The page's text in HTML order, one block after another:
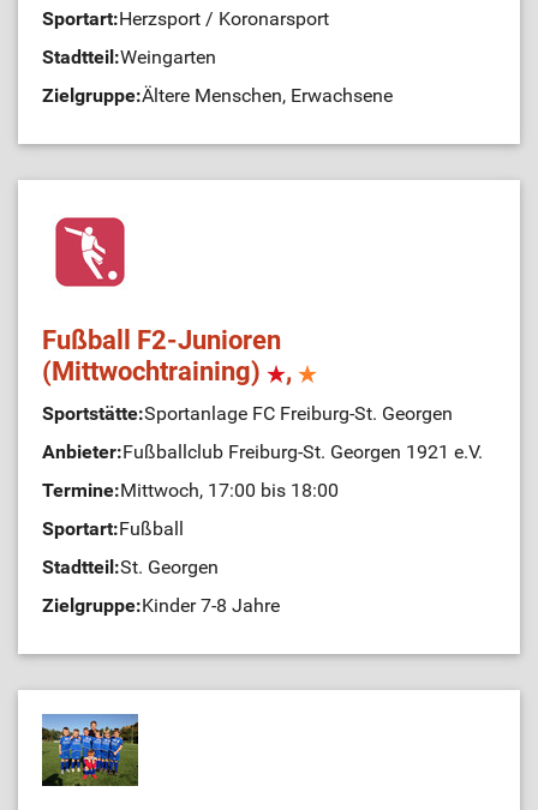
Sportart:Herzsport / Koronarsport
Stadtteil:Weingarten
Zielgruppe:Ältere Menschen, Erwachsene
Fußball F2-Junioren
(Mittwochtraining)
,
Sportstätte:Sportanlage FC Freiburg-St. Georgen
Anbieter:Fußballclub Freiburg-St. Georgen 1921 e.V.
Termine:Mittwoch, 17:00 bis 18:00
Sportart:Fußball
Stadtteil:St. Georgen
Zielgruppe:Kinder 7-8 Jahre